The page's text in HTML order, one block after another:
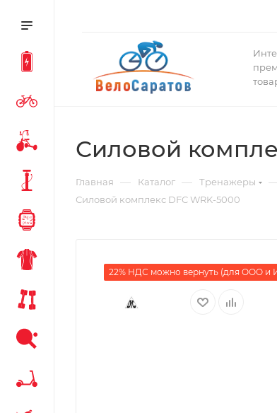
Силовой
Главная — Каталог — Тренажеры
Силовой комплекс DFC WRK-5000
22% НДС можно вернуть (для ООО и